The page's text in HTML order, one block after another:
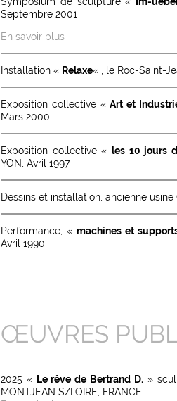
Septembre 2001
En savoir plus
Installation « Relaxe« , le Roc-Saint-
Exposition collective «Art et
Mars 2000
Exposition collective « les 10 jours
YON, Avril 1997
Dessins et installation, ancienne usine
Performance, « machines et
Avril 1990
ŒUVRES
2025 « Le rêve de Bertrand D.»
MONTJEAN S/LOIRE, FRANCE